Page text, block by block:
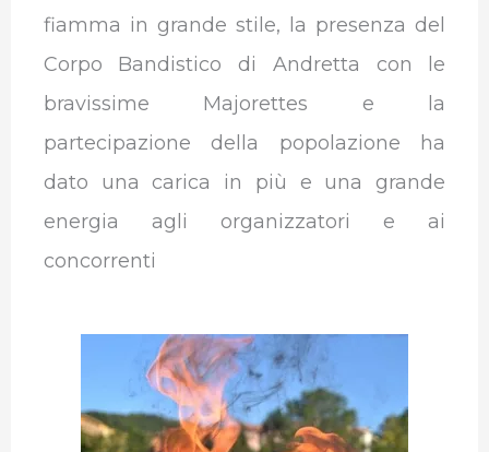
fiamma in grande stile, la presenza del
Corpo Bandistico di Andretta con le
bravissime Majorettes e la
partecipazione della popolazione ha
dato una carica in più e una grande
energia agli organizzatori e ai
concorrenti